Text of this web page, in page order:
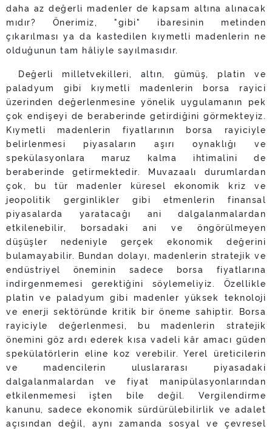
daha az değerli madenler de kapsam altına alınacak
mıdır? Önerimiz, "gibi" ibaresinin metinden
çıkarılması ya da kastedilen kıymetli madenlerin ne
olduğunun tam hâliyle sayılmasıdır.
Değerli milletvekilleri, altın, gümüş, platin ve
paladyum gibi kıymetli madenlerin borsa rayici
üzerinden değerlenmesine yönelik uygulamanın pek
çok endişeyi de beraberinde getirdiğini görmekteyiz.
Kıymetli madenlerin fiyatlarının borsa rayiciyle
belirlenmesi piyasaların aşırı oynaklığı ve
spekülasyonlara maruz kalma ihtimalini de
beraberinde getirmektedir. Muvazaalı durumlardan
çok, bu tür madenler küresel ekonomik kriz ve
jeopolitik gerginlikler gibi etmenlerin finansal
piyasalarda yaratacağı ani dalgalanmalardan
etkilenebilir, borsadaki ani ve öngörülmeyen
düşüşler nedeniyle gerçek ekonomik değerini
bulamayabilir. Bundan dolayı, madenlerin stratejik ve
endüstriyel öneminin sadece borsa fiyatlarına
indirgenmemesi gerektiğini söylemeliyiz. Özellikle
platin ve paladyum gibi madenler yüksek teknoloji
ve enerji sektöründe kritik bir öneme sahiptir. Borsa
rayiciyle değerlenmesi, bu madenlerin stratejik
önemini göz ardı ederek kısa vadeli kâr amacı güden
spekülatörlerin eline koz verebilir. Yerel üreticilerin
ve madencilerin uluslararası piyasadaki
dalgalanmalardan ve fiyat manipülasyonlarından
etkilenmemesi işten bile değil. Vergilendirme
kanunu, sadece ekonomik sürdürülebilirlik ve adalet
açısından değil, aynı zamanda sosyal ve çevresel